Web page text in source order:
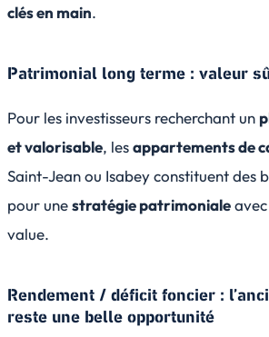
clés en main.
Patrimonial long terme : valeur
Pour les investisseurs recherchant un
et valorisable, lesappartements de
Saint-Jean ou Isabey constituent des
pour unestratégie patrimoniale
value.
Rendement / déficit foncier :
reste une belle opportunité